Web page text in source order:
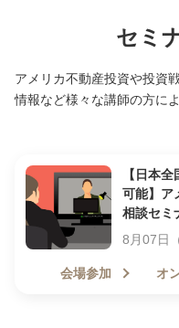
セミ
アメリカ不動産投資や投資
情報など様々な講師の方に
【日本
可能】ア
相談セミ
8月07日（金）
、8月19日
会場参加 オ